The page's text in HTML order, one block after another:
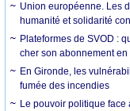
Union européenne. Les
humanité et solidarité
Plateformes de SVOD :
cher son abonnement
En Gironde, les
fumée des incendies
Le pouvoir politique